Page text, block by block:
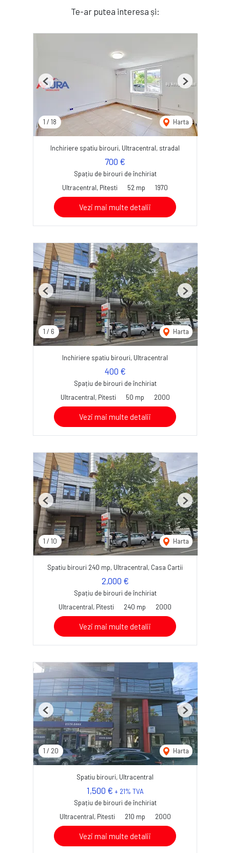
Te-ar putea interesa și:
1 / 18 Harta
Previous Next
Inchiriere spatiu birouri, Ultracentral, stradal
700 €
Spațiu de birouri de închiriat
Ultracentral, Pitesti
52 mp 1970
Vezi mai multe detalii
1 / 6 Harta
Previous Next
Inchiriere spatiu birouri, Ultracentral
400 €
Spațiu de birouri de închiriat
Ultracentral, Pitesti
50 mp 2000
Vezi mai multe detalii
1 / 10 Harta
Previous Next
Spatiu birouri 240 mp, Ultracentral, Casa Cartii
2,000 €
Spațiu de birouri de închiriat
Ultracentral, Pitesti
240 mp 2000
Vezi mai multe detalii
1 / 20 Harta
Previous Next
Spatiu birouri, Ultracentral
1,500 € + 21% TVA
Spațiu de birouri de închiriat
Ultracentral, Pitesti
210 mp 2000
Vezi mai multe detalii